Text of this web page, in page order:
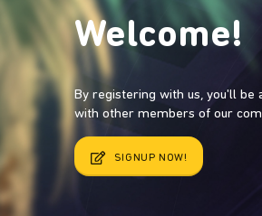
Welcome!
By registering with us, you'll be
with other members of our
SIGNUP NOW!